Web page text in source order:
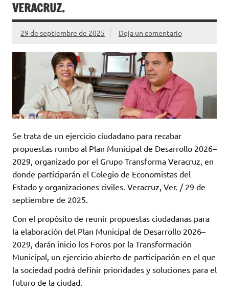
VERACRUZ.
29 de septiembre de 2025 Deja un comentario
Se trata de un ejercicio ciudadano para recabar
propuestas rumbo al Plan Municipal de Desarrollo 2026–
2029, organizado por el Grupo Transforma Veracruz, en
donde participarán el Colegio de Economistas del
Estado y organizaciones civiles. Veracruz, Ver. / 29 de
septiembre de 2025.
Con el propósito de reunir propuestas ciudadanas para
la elaboración del Plan Municipal de Desarrollo 2026–
2029, darán inicio los Foros por la Transformación
Municipal, un ejercicio abierto de participación en el que
la sociedad podrá definir prioridades y soluciones para el
futuro de la ciudad.